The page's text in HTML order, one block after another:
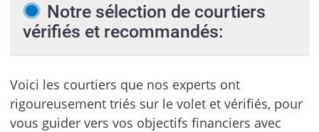
Notre sélection de courtiers
vérifiés et recommandés:
Voici les courtiers que nos experts ont
rigoureusement triés sur le volet et vérifiés, pour
vous guider vers vos objectifs financiers avec